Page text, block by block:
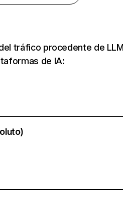
tráfico procedente de
de IA: